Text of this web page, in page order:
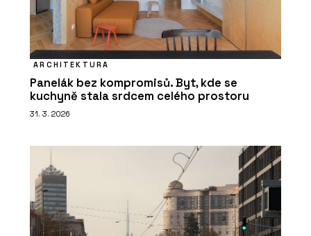
ARCHITEKTURA
Panelák bez kompromisů. Byt, kde se
kuchyně stala srdcem celého prostoru
31. 3. 2026